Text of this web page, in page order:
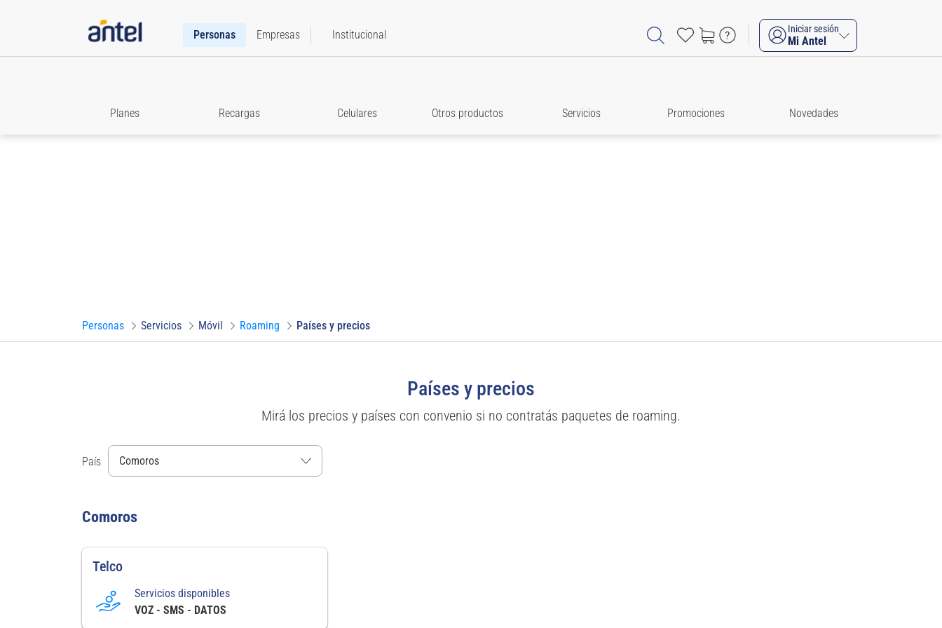
Personas Empresas Institucional Iniciar sesión
Mi Antel
Planes Recargas Celulares Otros productos Servicios Promociones Novedades
Personas Servicios Móvil Roaming Países y precios
Países y precios
Mirá los precios y países con convenio si no contratás paquetes de roaming.
País
Comoros
Telco
Servicios disponibles
VOZ - SMS - DATOS